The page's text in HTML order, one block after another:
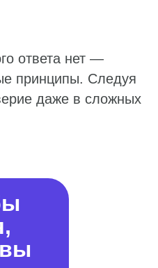
ответа нет —
принципы. Следуя
даже в сложных